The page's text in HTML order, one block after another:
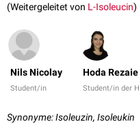
(Weitergeleitet von L-Isoleucin)
Nils Nicolay
Student/in
Hoda Rezaie
Student/in der
Synonyme: Isoleuzin, Isoleukin